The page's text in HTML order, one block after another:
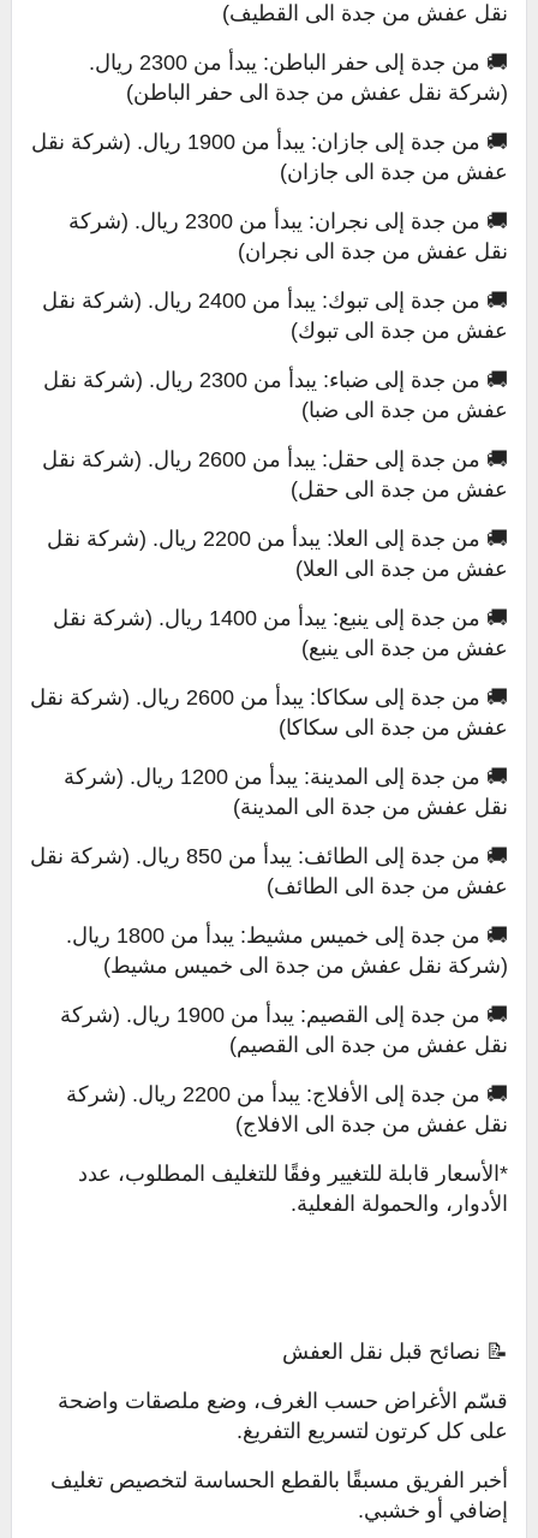
نقل عفش من جدة الى القطيف)
🚚 من جدة إلى حفر الباطن: يبدأ من 2300 ريال.
(شركة نقل عفش من جدة الى حفر الباطن)
🚚 من جدة إلى جازان: يبدأ من 1900 ريال. (شركة نقل
عفش من جدة الى جازان)
🚚 من جدة إلى نجران: يبدأ من 2300 ريال. (شركة
نقل عفش من جدة الى نجران)
🚚 من جدة إلى تبوك: يبدأ من 2400 ريال. (شركة نقل
عفش من جدة الى تبوك)
🚚 من جدة إلى ضباء: يبدأ من 2300 ريال. (شركة نقل
عفش من جدة الى ضبا)
🚚 من جدة إلى حقل: يبدأ من 2600 ريال. (شركة نقل
عفش من جدة الى حقل)
🚚 من جدة إلى العلا: يبدأ من 2200 ريال. (شركة نقل
عفش من جدة الى العلا)
🚚 من جدة إلى ينبع: يبدأ من 1400 ريال. (شركة نقل
عفش من جدة الى ينبع)
🚚 من جدة إلى سكاكا: يبدأ من 2600 ريال. (شركة نقل
عفش من جدة الى سكاكا)
🚚 من جدة إلى المدينة: يبدأ من 1200 ريال. (شركة
نقل عفش من جدة الى المدينة)
🚚 من جدة إلى الطائف: يبدأ من 850 ريال. (شركة نقل
عفش من جدة الى الطائف)
🚚 من جدة إلى خميس مشيط: يبدأ من 1800 ريال.
(شركة نقل عفش من جدة الى خميس مشيط)
🚚 من جدة إلى القصيم: يبدأ من 1900 ريال. (شركة
نقل عفش من جدة الى القصيم)
🚚 من جدة إلى الأفلاج: يبدأ من 2200 ريال. (شركة
نقل عفش من جدة الى الافلاج)
*الأسعار قابلة للتغيير وفقًا للتغليف المطلوب، عدد
الأدوار، والحمولة الفعلية.
📝 نصائح قبل نقل العفش
قسّم الأغراض حسب الغرف، وضع ملصقات واضحة
على كل كرتون لتسريع التفريغ.
أخبر الفريق مسبقًا بالقطع الحساسة لتخصيص تغليف
إضافي أو خشبي.